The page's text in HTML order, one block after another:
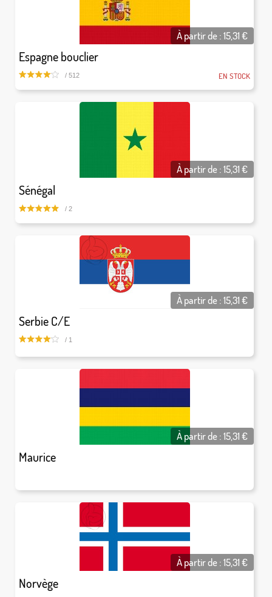
Espagne bouclier
À partir de :15,31€
/ 512 EN STOCK
Sénégal
À partir de :15,31€
/ 2
Serbie C/E
À partir de :15,31€
/ 1
Maurice
À partir de :15,31€
Norvège
À partir de :15,31€